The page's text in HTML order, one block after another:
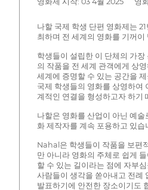
나할 국제 학생 단편 영화제는
최하며 전 세계의 영화를 기꺼이
학생들이 설립한 이 단체의 가장
의 작품을 전 세계 관객에게 상
세계에 증명할 수 있는 공간을
국제 학생들의 영화를 상영하여
계적인 연결을 형성하고자 하기
나할은 영화를 산업이 아닌 예술
화 제작자를 계속 포용하고 있습
Nahal은 학생들이 작품을 보편
만 아니라 영화의 주체로 쉽게
할 수 있는 길이라는 점에 자부
사람들이 생각을 쏟아내고 전례
발표하기에 안전한 장소이기도